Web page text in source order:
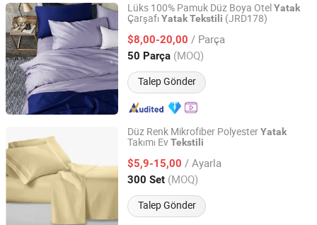
Lüks 100% Pamuk Düz Boya OtelYatak
Çarşafı YatakTekstili (JRD178)
$8,00-20,00 / Parça
50 Parça (MOQ)
Talep Gönder
Shanghai General Textile Co., Ltd.
Shanghai, China Fiyat 2018
Düz Renk Mikrofiber PolyesterYatak
Takımı EvTekstili
$5,9-15,00 / Ayarla
300 Set (MOQ)
Talep Gönder
Hangzhou Winde Home Furnishing Co., Ltd.
Jiangsu, China Fiyat 2017